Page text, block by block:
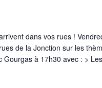
dans vos rues !
de la Jonction sur les
Gourgas à 17h30 avec : > Les